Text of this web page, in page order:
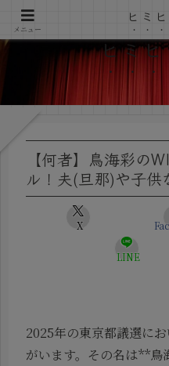
ヒミ
【何者】鳥海彩の
ル！夫(旦那)や子供
X
LINE
2025年の東京都議選に
がいます。その名は**鳥
メニュー
ヒミ